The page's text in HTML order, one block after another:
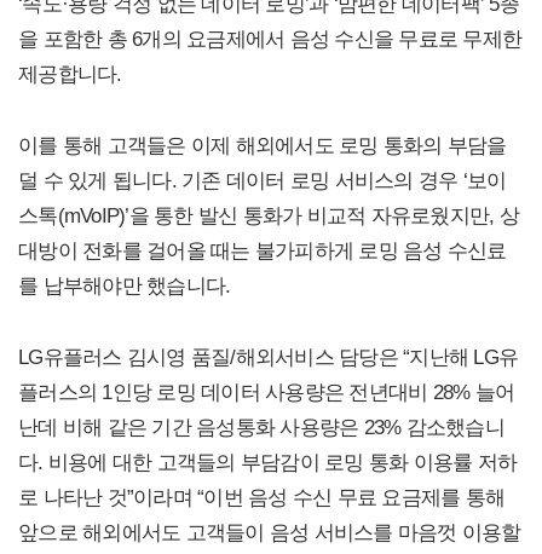
을 포함한 총 6개의 요금제에서 음성 수신을 무료로 무제한
제공합니다.
이를 통해 고객들은 이제 해외에서도 로밍 통화의 부담을
덜 수 있게 됩니다. 기존 데이터 로밍 서비스의 경우 ‘보이
스톡(mVoIP)’을 통한 발신 통화가 비교적 자유로웠지만, 상
대방이 전화를 걸어올 때는 불가피하게 로밍 음성 수신료
를 납부해야만 했습니다.
LG유플러스 김시영 품질/해외서비스 담당은 “지난해 LG유
플러스의 1인당 로밍 데이터 사용량은 전년대비 28% 늘어
난데 비해 같은 기간 음성통화 사용량은 23% 감소했습니
다. 비용에 대한 고객들의 부담감이 로밍 통화 이용률 저하
로 나타난 것”이라며 “이번 음성 수신 무료 요금제를 통해
앞으로 해외에서도 고객들이 음성 서비스를 마음껏 이용할